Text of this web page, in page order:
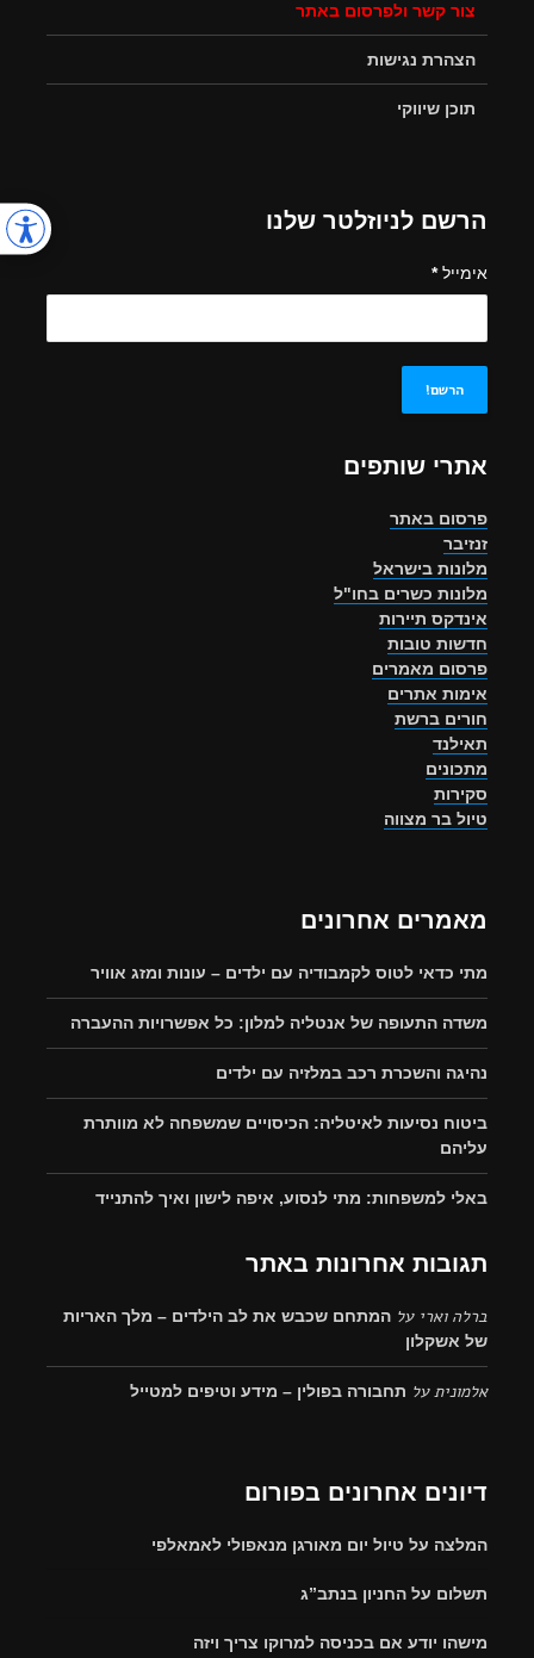
צור קשר ולפרסום באתר
הצהרת נגישות
תוכן שיווקי
הרשם לניוזלטר שלנו
אימייל*
אתרי שותפים
פרסום באתר
זנזיבר
מלונות בישראל
מלונות כשרים בחו"ל
אינדקס תיירות
חדשות טובות
פרסום מאמרים
אימות אתרים
חורים ברשת
תאילנד
מתכונים
סקירות
טיול בר מצווה
מאמרים אחרונים
מתי כדאי לטוס לקמבודיה עם ילדים – עונות ומזג אוויר
משדה התעופה של אנטליה למלון: כל אפשרויות ההעברה
נהיגה והשכרת רכב במלזיה עם ילדים
ביטוח נסיעות לאיטליה: הכיסויים שמשפחה לא מוותרת
עליהם
באלי למשפחות: מתי לנסוע, איפה לישון ואיך להתנייד
תגובות אחרונות באתר
ברלה וארי על המתחם שכבש את לב הילדים – מלך האריות
של אשקלון
אלמוניתעל תחבורה בפולין – מידע וטיפים למטייל
דיונים אחרונים בפורום
המלצה על טיול יום מאורגן מנאפולי לאמאלפי
תשלום על החניון בנתב”ג
מישהו יודע אם בכניסה למרוקו צריך ויזה